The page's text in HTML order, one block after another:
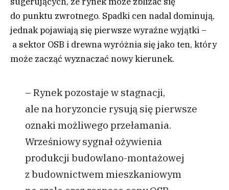
do punktu zwrotnego. Spadki cen nadal dominują,
jednak pojawiają się pierwsze wyraźne wyjątki –
a sektor OSB i drewna wyróżnia się jako ten, który
może zacząć wyznaczać nowy kierunek.
– Rynek pozostaje w stagnacji,
ale na horyzoncie rysują się pierwsze
oznaki możliwego przełamania.
Wrześniowy sygnał ożywienia
produkcji budowlano-montażowej
z budownictwem mieszkaniowym